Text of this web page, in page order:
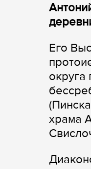
Его
округа
храма